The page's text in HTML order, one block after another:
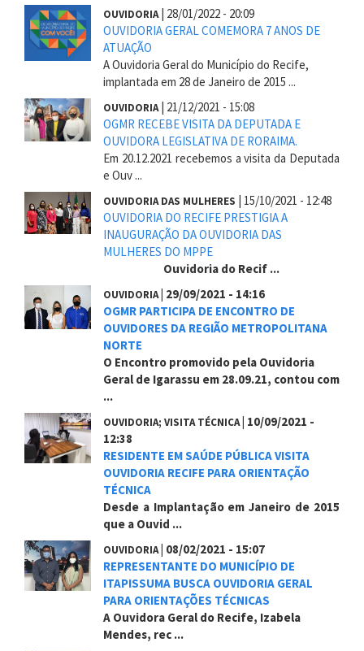
OUVIDORIA| 28/01/2022 - 20:09
OUVIDORIA GERAL COMEMORA 7 ANOS DE
ATUAÇÃO
A Ouvidoria Geral do Município do Recife,
implantada em 28 de Janeiro de 2015 ...
OUVIDORIA| 21/12/2021 - 15:08
OGMR RECEBE VISITA DA DEPUTADA E
OUVIDORA LEGISLATIVA DE RORAIMA.
Em 20.12.2021 recebemos a visita da Deputada
e Ouv ...
OUVIDORIA DAS MULHERES
15/10/2021 - 12:48
OUVIDORIA DO RECIFE PRESTIGIA A
INAUGURAÇÃO DA OUVIDORIA DAS
MULHERES DO MPPE
Ouvidoria do Recif ...
OUVIDORIA| 29/09/2021 - 14:16
OGMR PARTICIPA DE ENCONTRO DE
OUVIDORES DA REGIÃO METROPOLITANA
NORTE
O Encontro promovido pela Ouvidoria
Geral de Igarassu em 28.09.21, contou com
...
OUVIDORIA; VISITA TÉCNICA| 10/09/2021 -
12:38
RESIDENTE EM SAÚDE PÚBLICA VISITA
OUVIDORIA RECIFE PARA ORIENTAÇÃO
TÉCNICA
Desde a Implantação em Janeiro de 2015
que a Ouvid ...
OUVIDORIA| 08/02/2021 - 15:07
REPRESENTANTE DO MUNICÍPIO DE
ITAPISSUMA BUSCA OUVIDORIA GERAL
PARA ORIENTAÇÕES TÉCNICAS
A Ouvidora Geral do Recife, Izabela
Mendes, rec ...